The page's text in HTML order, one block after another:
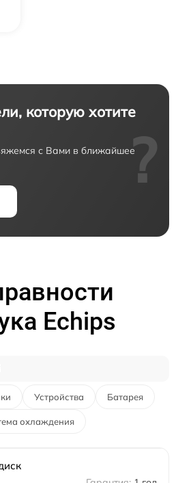
которую хотите
с Вами в ближайшее?
Echips
Устройства Батарея
охлаждения